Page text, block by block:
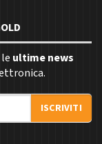
ultime news
ISCRIVITI